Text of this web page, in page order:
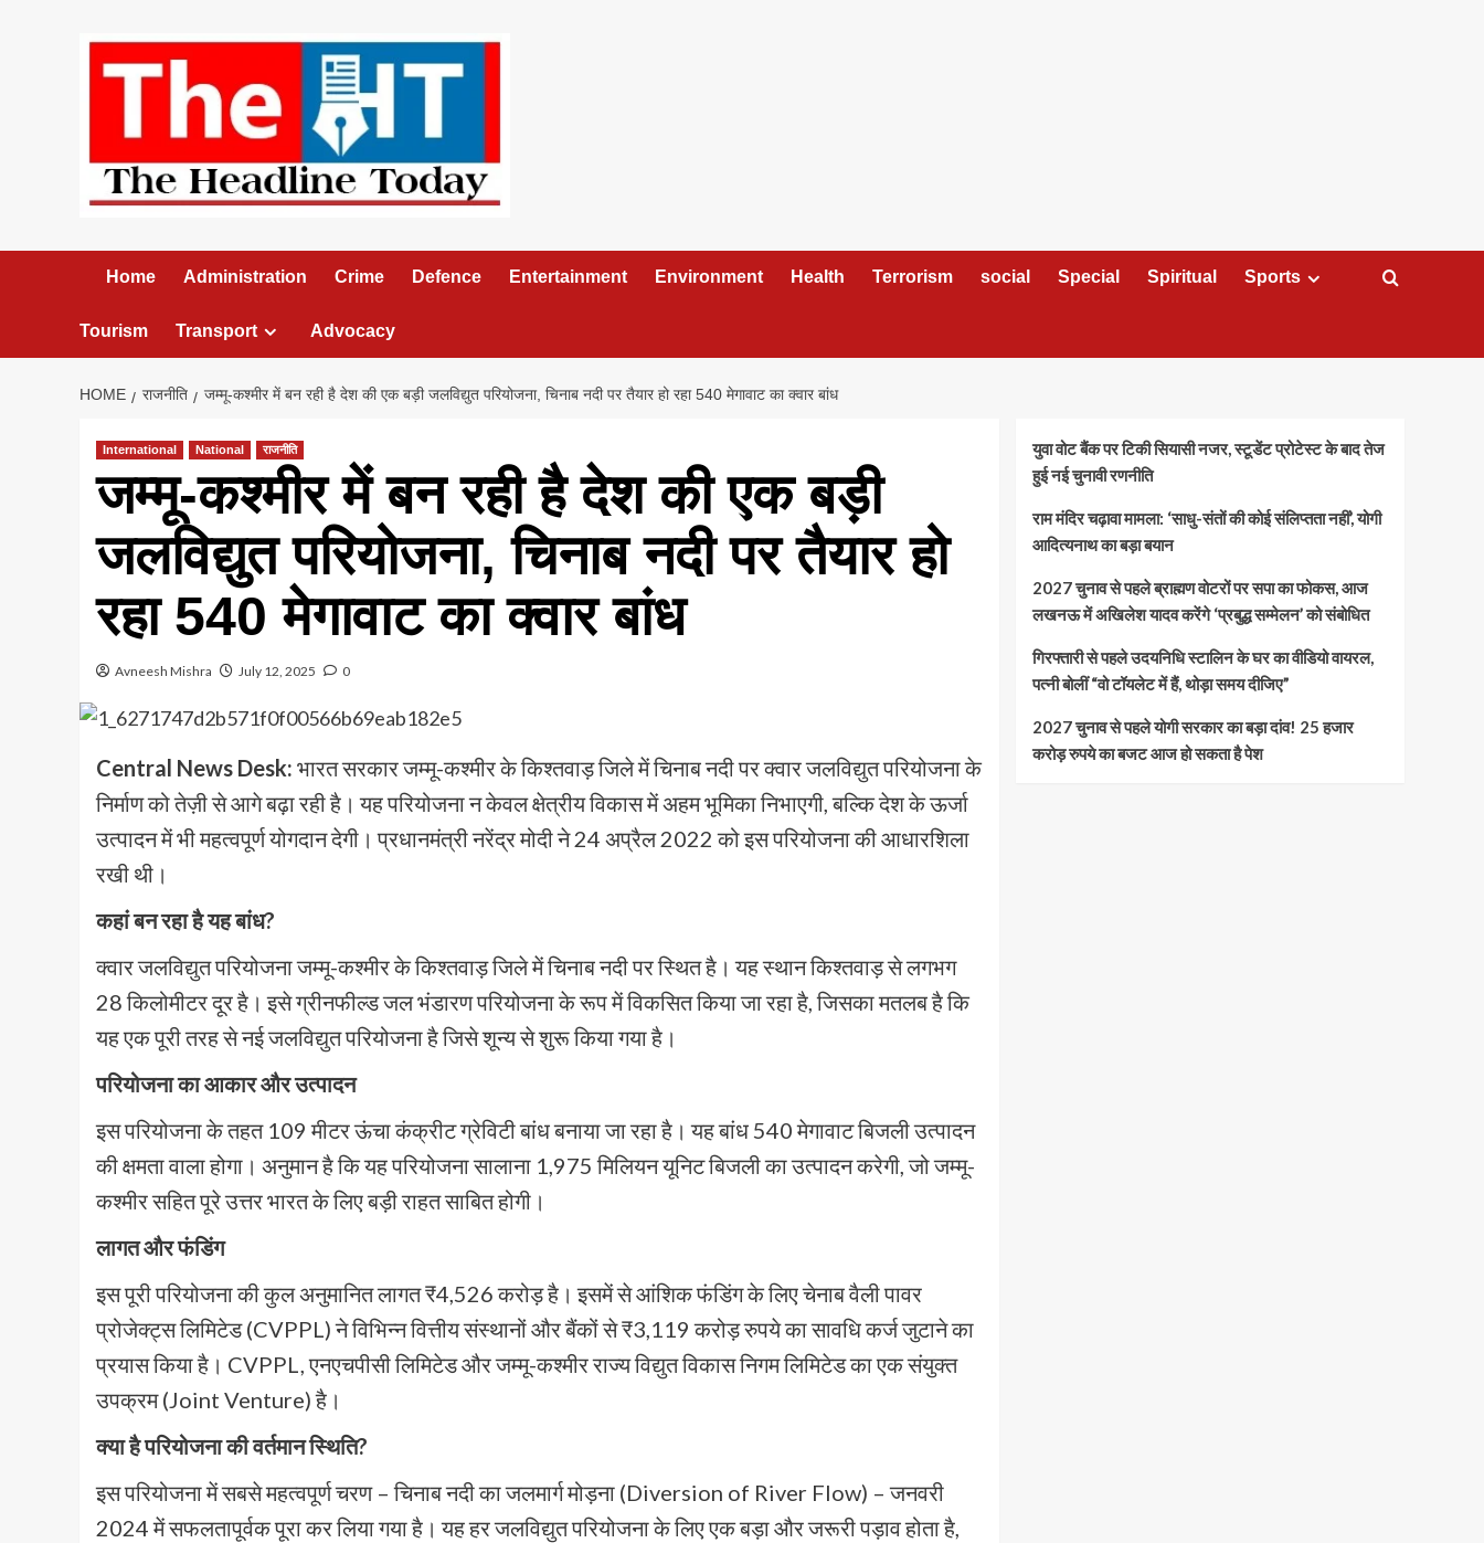
Home Administration Crime Defence Entertainment Environment Health Terrorism social Special Spiritual Sports
Tourism Transport Advocacy
HOME राजनीति जम्मू-कश्मीर में बन रही है देश की एक बड़ी जलविद्युत परियोजना, चिनाब नदी पर तैयार हो रहा 540 मेगावाट का क्वार बांध
International National राजनीति
जम्मू-कश्मीर में बन रही है देश की एक बड़ी
जलविद्युत परियोजना, चिनाब नदी पर तैयार हो
रहा 540 मेगावाट का क्वार बांध
Avneesh Mishra July 12, 2025 0
Central News Desk: भारत सरकार जम्मू-कश्मीर के किश्तवाड़ जिले में चिनाब नदी पर क्वार जलविद्युत परियोजना के
निर्माण को तेज़ी से आगे बढ़ा रही है। यह परियोजना न केवल क्षेत्रीय विकास में अहम भूमिका निभाएगी, बल्कि देश के ऊर्जा
उत्पादन में भी महत्वपूर्ण योगदान देगी। प्रधानमंत्री नरेंद्र मोदी ने 24 अप्रैल 2022 को इस परियोजना की आधारशिला
रखी थी।
कहां बन रहा है यह बांध?
क्वार जलविद्युत परियोजना जम्मू-कश्मीर के किश्तवाड़ जिले में चिनाब नदी पर स्थित है। यह स्थान किश्तवाड़ से लगभग
28 किलोमीटर दूर है। इसे ग्रीनफील्ड जल भंडारण परियोजना के रूप में विकसित किया जा रहा है, जिसका मतलब है कि
यह एक पूरी तरह से नई जलविद्युत परियोजना है जिसे शून्य से शुरू किया गया है।
परियोजना का आकार और उत्पादन
इस परियोजना के तहत 109 मीटर ऊंचा कंक्रीट ग्रेविटी बांध बनाया जा रहा है। यह बांध 540 मेगावाट बिजली उत्पादन
की क्षमता वाला होगा। अनुमान है कि यह परियोजना सालाना 1,975 मिलियन यूनिट बिजली का उत्पादन करेगी, जो जम्मू-
कश्मीर सहित पूरे उत्तर भारत के लिए बड़ी राहत साबित होगी।
लागत और फंडिंग
इस पूरी परियोजना की कुल अनुमानित लागत ₹4,526 करोड़ है। इसमें से आंशिक फंडिंग के लिए चेनाब वैली पावर
प्रोजेक्ट्स लिमिटेड (CVPPL) ने विभिन्न वित्तीय संस्थानों और बैंकों से ₹3,119 करोड़ रुपये का सावधि कर्ज जुटाने का
प्रयास किया है। CVPPL, एनएचपीसी लिमिटेड और जम्मू-कश्मीर राज्य विद्युत विकास निगम लिमिटेड का एक संयुक्त
उपक्रम (Joint Venture) है।
क्या है परियोजना की वर्तमान स्थिति?
इस परियोजना में सबसे महत्वपूर्ण चरण – चिनाब नदी का जलमार्ग मोड़ना (Diversion of River Flow) – जनवरी
2024 में सफलतापूर्वक पूरा कर लिया गया है। यह हर जलविद्युत परियोजना के लिए एक बड़ा और जरूरी पड़ाव होता है,
युवा वोट बैंक पर टिकी सियासी नजर, स्टूडेंट प्रोटेस्ट के बाद तेज
हुई नई चुनावी रणनीति
राम मंदिर चढ़ावा मामला: ‘साधु-संतों की कोई संलिप्तता नहीं’, योगी
आदित्यनाथ का बड़ा बयान
2027 चुनाव से पहले ब्राह्मण वोटरों पर सपा का फोकस, आज
लखनऊ में अखिलेश यादव करेंगे ‘प्रबुद्ध सम्मेलन’ को संबोधित
गिरफ्तारी से पहले उदयनिधि स्टालिन के घर का वीडियो वायरल,
पत्नी बोलीं “वो टॉयलेट में हैं, थोड़ा समय दीजिए”
2027 चुनाव से पहले योगी सरकार का बड़ा दांव! 25 हजार
करोड़ रुपये का बजट आज हो सकता है पेश